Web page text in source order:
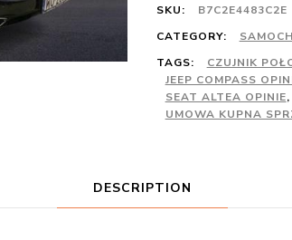
SKU:
B7C2E4483C2E
CATEGORY:
TAGS:
CZUJNIK
JEEP COMPASS
SEAT ALTEA OPINIE,
UMOWA KUPNA
DESCRIPTION